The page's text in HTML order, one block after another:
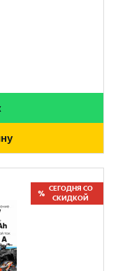
СЕГОДНЯ СО
СКИДКОЙ